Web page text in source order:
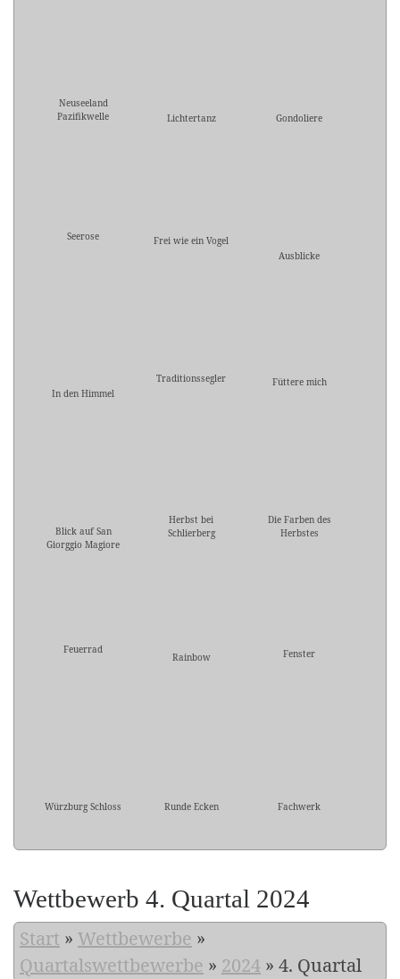
Neuseeland
Pazifikwelle
Lichtertanz Gondoliere
Seerose
Frei wie ein Vogel
Ausblicke
In den Himmel
Traditionssegler Füttere mich
Blick auf San
Giorggio Magiore
Herbst bei
Schlierberg
Die Farben des
Herbstes
Feuerrad
Rainbow Fenster
Würzburg Schloss Runde Ecken Fachwerk
Wettbewerb 4. Quartal 2024
Start » Wettbewerbe »
Quartalswettbewerbe » 2024 » 4. Quartal